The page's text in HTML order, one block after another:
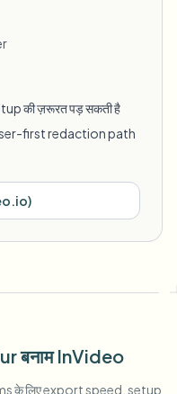
की ज़रूरत पड़ सकती है
first redaction path
)
बनाम InVideo
के लिए export speed, setup